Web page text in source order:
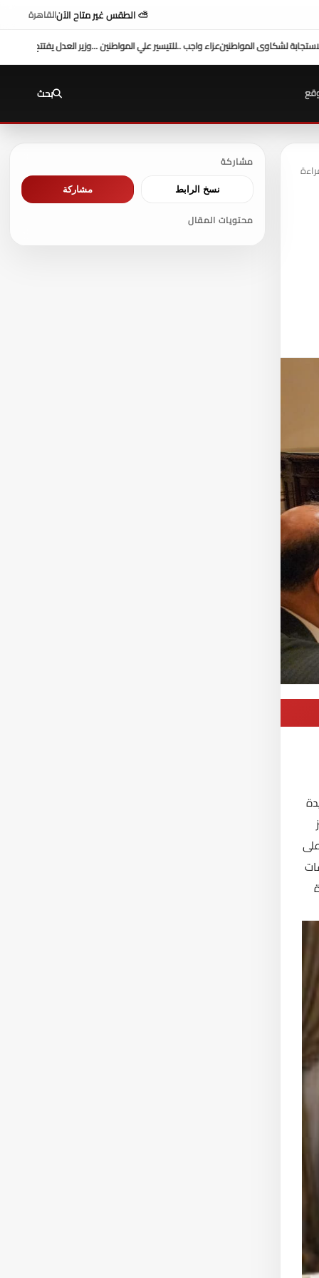
⛅ الطقس غير متاح الآنالقاهرة
السيطرةد. طه محمد أبو الشيخ يكتب : أداء وزارة العدلمحكمة بورفؤاد الجزئية
بحث
مشاركة
نسخ الرابط مشاركة
محتويات المقال